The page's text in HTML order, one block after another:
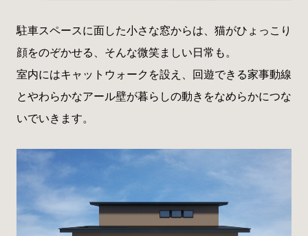
駐車スペースに面した小さな窓からは、猫がひょっこり
顔をのぞかせる、そんな微笑ましい日常も。
室内にはキャットウォークを設え、回遊できる家事動線
とやわらかなアール壁が暮らしの動きをなめらかにつな
いでいきます。